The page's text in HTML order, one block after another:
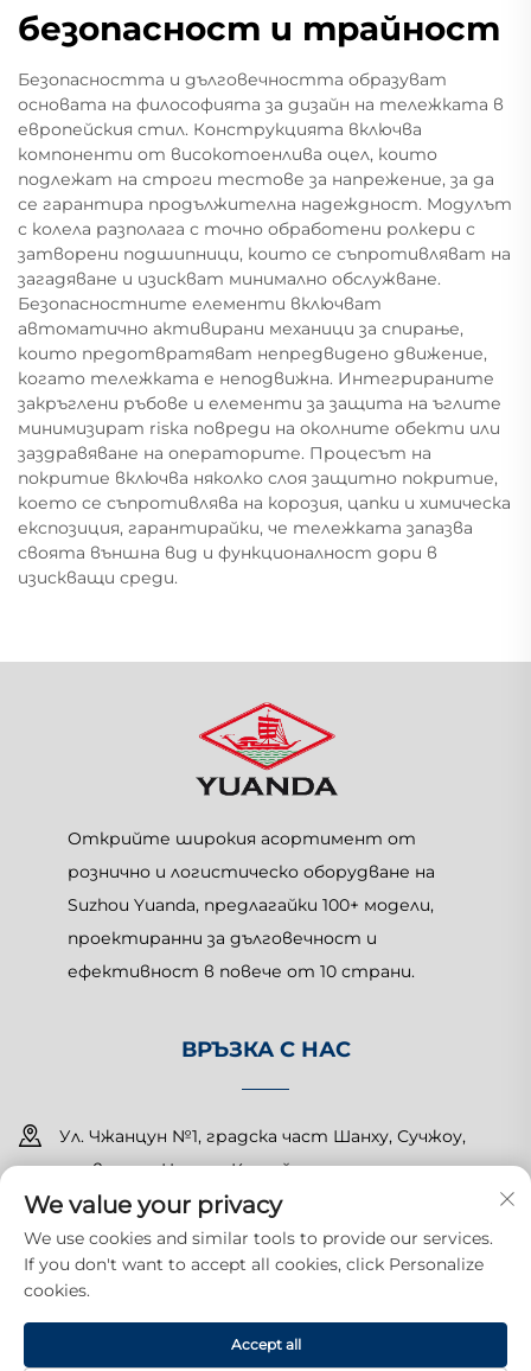
безопасност и трайност
Безопасността и дълговечността образуват
основата на философията за дизайн на тележката в
европейския стил. Конструкцията включва
компоненти от високотоенлива оцел, които
подлежат на строги тестове за напрежение, за да
се гарантира продължителна надеждност. Модулът
с колела разполага с точно обработени ролкери с
затворени подшипници, които се съпротивляват на
загадяване и изискват минимално обслужване.
Безопасностните елементи включват
автоматично активирани механици за спирање,
които предотвратяват непредвидено движение,
когато тележката е неподвижна. Интегрираните
закръглени ръбове и елементи за защита на ъглите
минимизират risка повреди на околните обекти или
заздравяване на операторите. Процесът на
покритие включва няколко слоя защитно покритие,
което се съпротивлява на корозия, цапки и химическа
експозиция, гарантирайки, че тележката запазва
своята външна вид и функционалност дори в
изискващи среди.
Открийте широкия асортимент от
рознично и логистическо оборудване на
Suzhou Yuanda, предлагайки 100+ модели,
проектиранни за дълговечност и
ефективност в повече от 10 страни.
ВРЪЗКА С НАС
Ул. Чжанцун №1, градска част Шанху, Сучжоу,
провинция Цзянсу, Китай
+86-15150179453
[email protected]
Всички права запазени. Copyright © 2025 Suzhou Yuanda
Commercial Products Co., Ltd.
We value your privacy
We use cookies and similar tools to provide our services.
If you don't want to accept all cookies, click Personalize
cookies.
Accept all